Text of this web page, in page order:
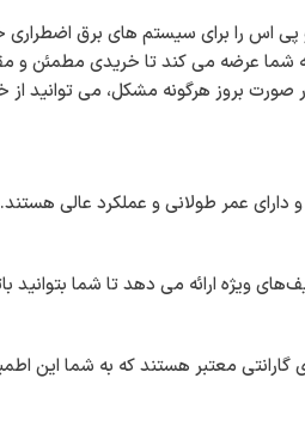
پی اس را برای سیستم های برق
به شما عرضه می کند تا خریدی مطمئن
صورت بروز هرگونه مشکل، می توانید
دارای عمر طولانی و عملکرد عالی
ویژه ارائه می دهد تا شما بتوانید
گارانتی معتبر هستند که به شما این